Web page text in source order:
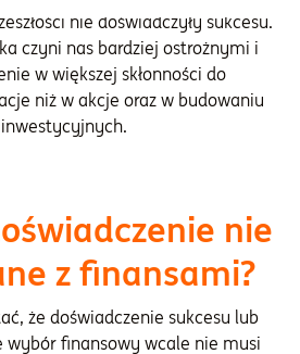
nie doświadczyły sukcesu.
czyni nas bardziej ostrożnymi i
w większej skłonności do
niż w akcje oraz w budowaniu
nie
z finansami?
że doświadczenie sukcesu lub
wybór finansowy wcale nie musi